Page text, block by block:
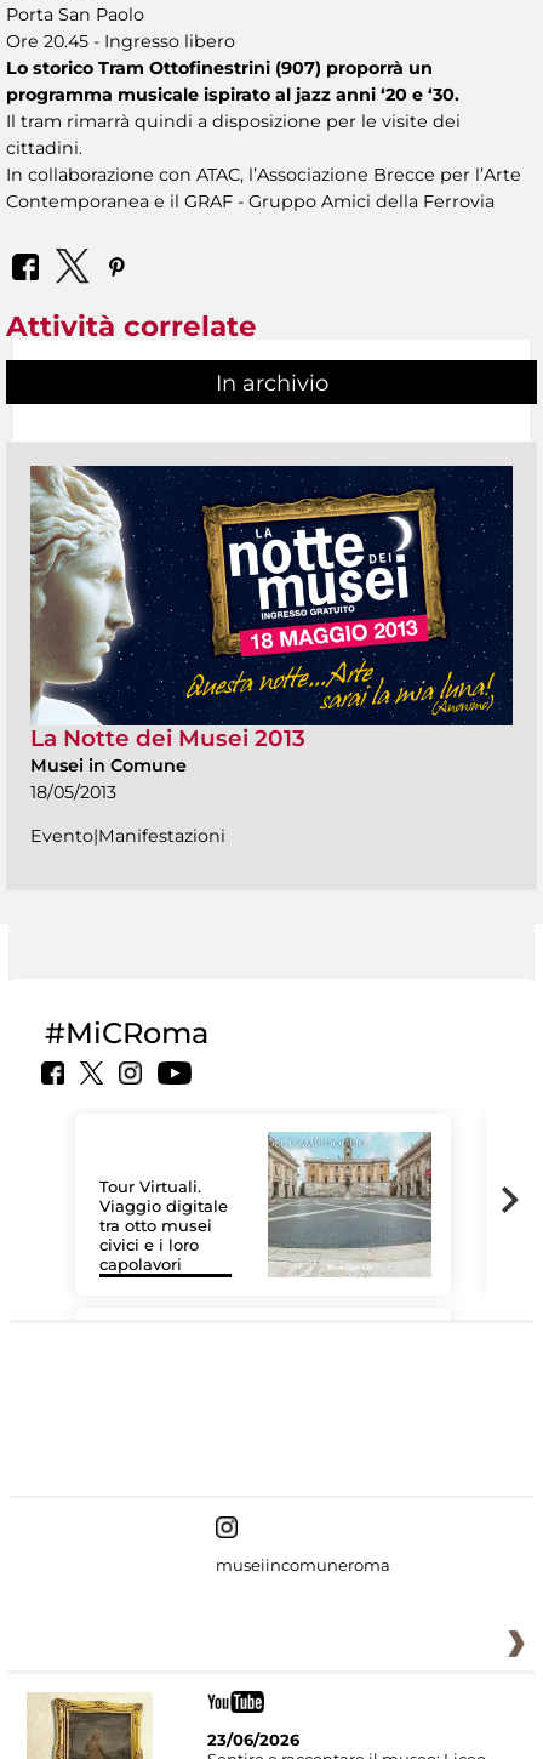
Porta San Paolo
Ore 20.45 - Ingresso libero
Lo storico Tram Ottofinestrini (907) proporrà un
programma musicale ispirato al jazz anni ‘20 e ‘30.
Il tram rimarrà quindi a disposizione per le visite dei
cittadini.
In collaborazione con ATAC, l’Associazione Brecce per l’Arte
Contemporanea e il GRAF - Gruppo Amici della Ferrovia
Attività correlate
In archivio
La Notte dei Musei 2013
Musei in Comune
18/05/2013
Evento|Manifestazioni
#MiCRoma
Tour Virtuali.
Viaggio digitale
tra otto musei
civici e i loro
capolavori
museiincomuneroma
23/06/2026